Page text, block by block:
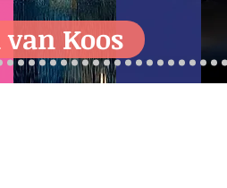
Koos